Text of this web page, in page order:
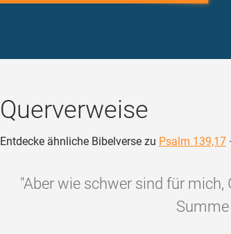
Querverweise
Entdecke ähnliche Bibelverse zu Psalm 139,17
"Aber wie schwer sind für mich,